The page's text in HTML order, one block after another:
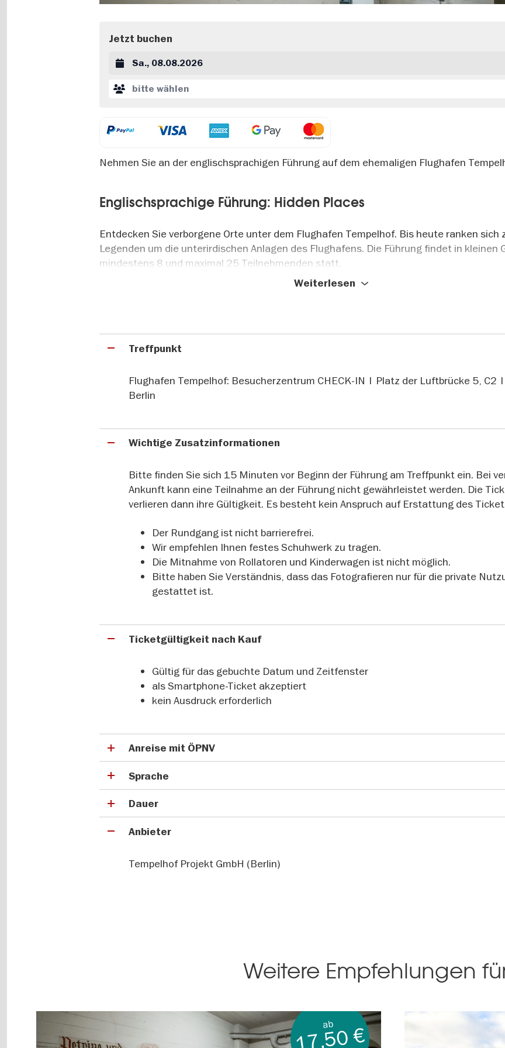
Jetzt buchen
Datum auswählen
bitte wählen
Nehmen Sie an der englischsprachigen Führung auf dem ehemaligen Flughafen
Englischsprachige Führung: Hidden Places
Entdecken Sie verborgene Orte unter dem Flughafen Tempelhof. Bis heute ranken sich
Legenden um die unterirdischen Anlagen des Flughafens. Die Führung findet in kleinen
mindestens 8 und maximal 25 Teilnehmenden statt.
Weiterlesen
Treffpunkt
Flughafen Tempelhof: Besucherzentrum CHECK-IN | Platz der Luftbrücke 5, C2
Berlin
Wichtige Zusatzinformationen
Bitte finden Sie sich 15 Minuten vor Beginn der Führung am Treffpunkt ein. Bei
Ankunft kann eine Teilnahme an der Führung nicht gewährleistet werden. Die
verlieren dann ihre Gültigkeit. Es besteht kein Anspruch auf Erstattung des
Der Rundgang ist nicht barrierefrei.
Wir empfehlen Ihnen festes Schuhwerk zu tragen.
Die Mitnahme von Rollatoren und Kinderwagen ist nicht möglich.
Bitte haben Sie Verständnis, dass das Fotografieren nur für die private
gestattet ist.
Ticketgültigkeit nach Kauf
Gültig für das gebuchte Datum und Zeitfenster
als Smartphone-Ticket akzeptiert
kein Ausdruck erforderlich
Anreise mit ÖPNV
Sprache
Dauer
Anbieter
Tempelhof Projekt GmbH (Berlin)
Weitere Empfehlungen
ab
17,50 €